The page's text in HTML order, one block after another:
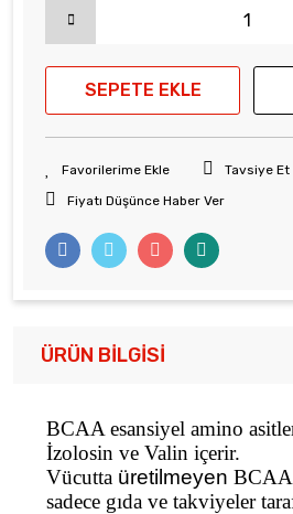
SEPETE EKLE
Tavsiye Et
Fiyatı Düşünce Haber Ver
ÜRÜN BILGISI
BCAA esansiyel amino
İzolosin ve Valin içerir.
Vücutta üretilmeyen BCAA
sadece gıda ve takviyeler